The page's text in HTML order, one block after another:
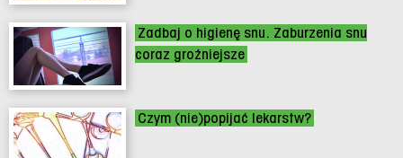
Zadbaj o higienę snu. Zaburzenia snu
coraz groźniejsze
Czym (nie)popijać lekarstw?